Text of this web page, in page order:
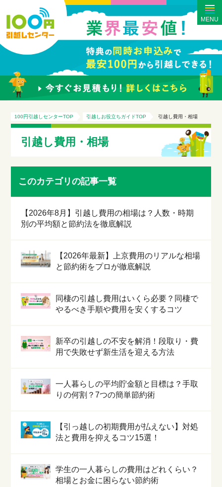
MENU
100円引越しセンターTOP 引越しお役立ちガイドTOP 引越し費用・相場
引越し費用・相場
このカテゴリの記事一覧
【2026年8月】引越し費用の相場は？人数・時期
別の平均額と節約法を徹底解説
【2026年最新】上京費用のリアルな相場
と節約術をプロが徹底解説
同棲の引越し費用はいくら必要？同棲で
やるべき手順や費用を安くするコツ
新卒の引越しの不安を解消！段取り・費
用で失敗せず新生活を迎える方法
一人暮らしの平均貯金額と目標は？手取
りの何割？7つの簡単節約術
【引っ越しの初期費用が払えない】対処
法と費用を抑えるコツ15選！
学生の一人暮らしの費用はどれくらい？
相場とお金に困らない節約術